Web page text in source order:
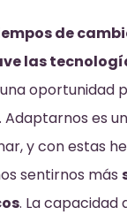
de
las
oportunidad
Adaptarnos es
y con estas
sentirnos más
. La capacidad